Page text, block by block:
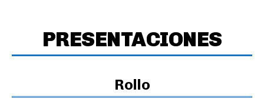
PRESENTACIONES
Rollo